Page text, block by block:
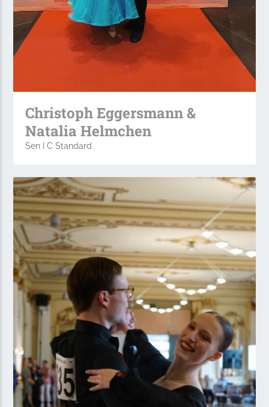
Christoph Eggersmann &
Natalia Helmchen
Sen I C Standard